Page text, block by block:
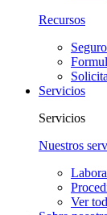
Recursos
Servicios
Servicios
Nuestros
Ver